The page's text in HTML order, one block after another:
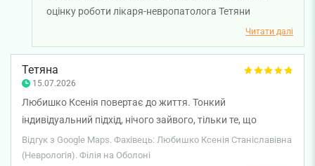
оцінку роботи лікаря-невропатолога Тетяни
Деменчук. Ми раді, що консультація була для вас
комфортною, а лікар уважно вислухала, детально
пояснила всі нюанси та підібрала лікування, яке
викликало у вас довіру. Бажаємо вам міцного
здоров'я!
Читати далі
Тетяна
15.07.2026
Любишко Ксенія повертає до життя. Тонкий
індивідуальний підхід, нічого зайвого, тільки те, що
спрацює. Мудре та результативне поєднання лікування
та можливості легко відкрити душу і почати якісні зміни в
Відгук з Google Maps. Фахівець: Любишко Ксенія Станіславівна
(Неврологія). Філія на Оболоні